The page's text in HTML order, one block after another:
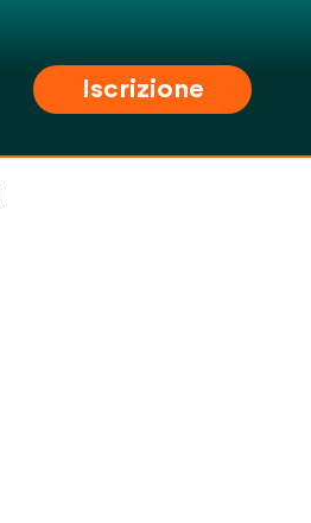
Iscrizione